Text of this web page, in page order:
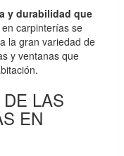
y durabilidad que
carpinterías se
la gran variedad de
y ventanas que
LAS
EN